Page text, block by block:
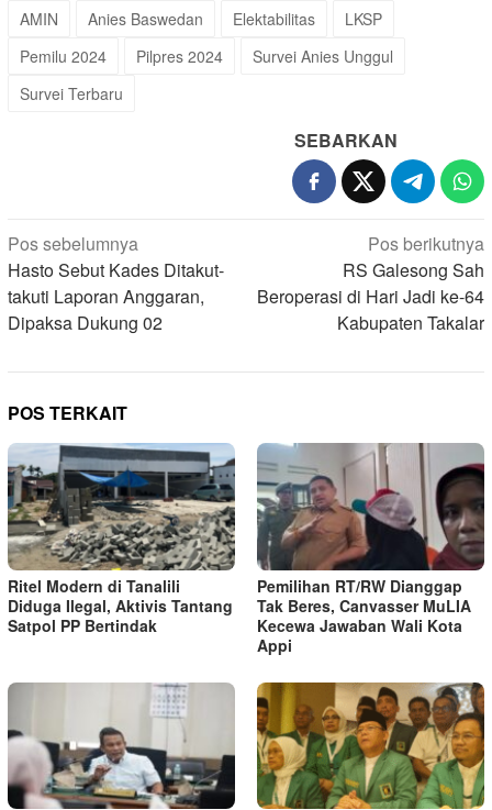
AMIN Anies Baswedan Elektabilitas
LKSP
Pemilu 2024
Pilpres 2024
Survei Anies Unggul
Survei Terbaru
SEBARKAN
Navigasi
pos
Pos sebelumnya
Hasto Sebut Kades Ditakut-
takuti Laporan Anggaran,
Dipaksa Dukung 02
Pos berikutnya
RS Galesong Sah
Beroperasi di Hari Jadi ke-64
Kabupaten Takalar
POS TERKAIT
Ritel Modern di Tanalili
Diduga Ilegal, Aktivis Tantang
Satpol PP Bertindak
Pemilihan RT/RW Dianggap
Tak Beres, Canvasser MuLIA
Kecewa Jawaban Wali Kota
Appi